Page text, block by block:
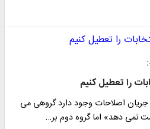
را تعطیل کنیم
اصلاحات وجود دارد گروهی می
نمی دهد» اما گروه دوم بر…